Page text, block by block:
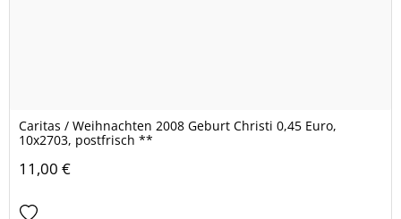
Caritas / Weihnachten 2008 Geburt Christi 0,45 Euro,
10x2703, postfrisch **
11,00 €